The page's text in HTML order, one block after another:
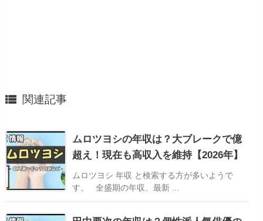
 関連記事
ムロツヨシの年収は？大ブレークで億
超え！現在も高収入を維持【2026年】
ムロツヨシ 年収 と検索する方が多いようで
す。 全盛期の年収、最新 ...